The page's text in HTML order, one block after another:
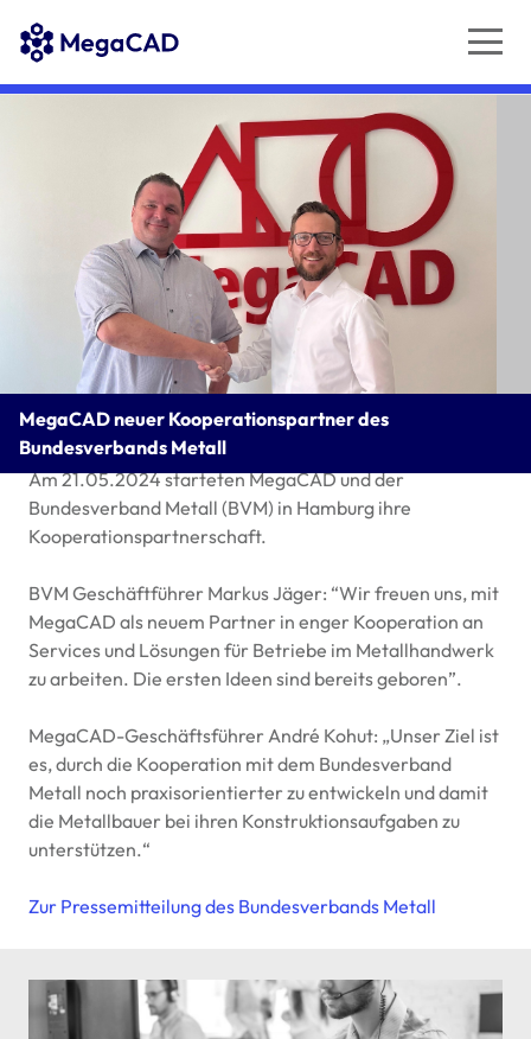
MegaCAD neuer Kooperationspartner des
Bundesverbands Metall
Am 21.05.2024 starteten MegaCAD und der
Bundesverband Metall (BVM) in Hamburg ihre
Kooperationspartnerschaft.
BVM Geschäftführer Markus Jäger: “Wir freuen uns, mit
MegaCAD als neuem Partner in enger Kooperation an
Services und Lösungen für Betriebe im Metallhandwerk
zu arbeiten. Die ersten Ideen sind bereits geboren”.
MegaCAD-Geschäftsführer André Kohut: „Unser Ziel ist
es, durch die Kooperation mit dem Bundesverband
Metall noch praxisorientierter zu entwickeln und damit
die Metallbauer bei ihren Konstruktionsaufgaben zu
unterstützen.“
Zur Pressemitteilung des Bundesverbands Metall